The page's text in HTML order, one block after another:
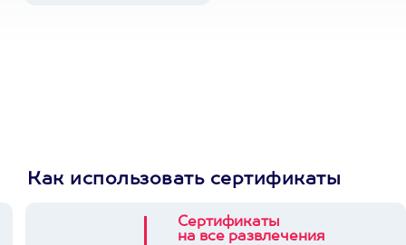
Как использовать сертификаты
Сертификаты
на все развлечения